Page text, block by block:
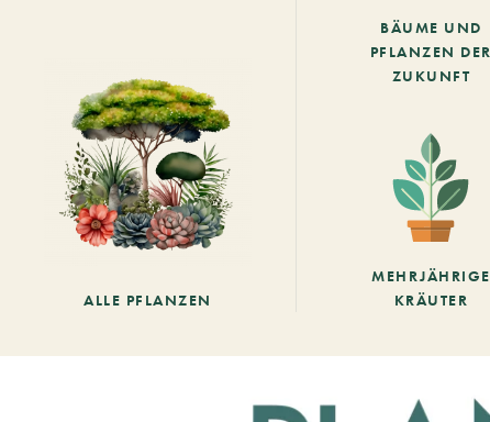
ALLE PFLANZEN
BÄUME UND
PFLANZEN DER
ZUKUNFT
MEHRJÄHRIGE
KRÄUTER